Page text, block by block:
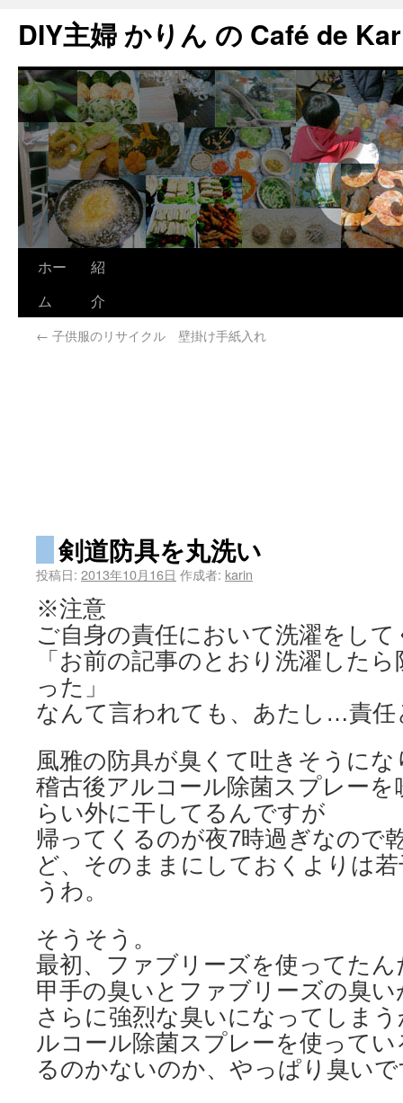
DIY主婦 かりん の Café de
ホー
ム
紹
介
← 子供服のリサイクル 壁掛け手紙入れ
剣道防具を丸洗い
投稿日: 2013年10月16日 作成者: karin
※注意
ご自身の責任において洗濯をし
「お前の記事のとおり洗濯した
った」
なんて言われても、あたし…責任
風雅の防具が臭くて吐きそうにな
稽古後アルコール除菌スプレーを
らい外に干してるんですが
帰ってくるのが夜7時過ぎなので
ど、そのままにしておくよりは
うわ。
そうそう。
最初、ファブリーズを使ってたん
甲手の臭いとファブリーズの臭
さらに強烈な臭いになってしま
ルコール除菌スプレーを使って
るのかないのか、やっぱり臭い